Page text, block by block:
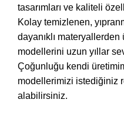
tasarımları ve kaliteli
Kolay temizlenen,
dayanıklı
modellerini uzun yıllar
Çoğunluğu kendi
modellerimizi istediğiniz
alabilirsiniz.